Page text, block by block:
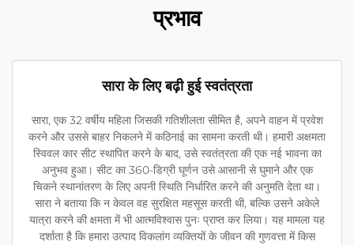
प्रभाव
सारा के लिए बढ़ी हुई स्वतंत्रता
सारा, एक 32 वर्षीय महिला जिसकी गतिशीलता सीमित है, अपने वाहन में प्रवेश
करने और उससे बाहर निकलने में कठिनाई का सामना करती थी। हमारी अक्षमता
स्विवल कार सीट स्थापित करने के बाद, उसे स्वतंत्रता की एक नई भावना का
अनुभव हुआ। सीट का 360-डिग्री घूर्णन उसे आसानी से घुमाने और एक
चिकने स्थानांतरण के लिए अपनी स्थिति निर्धारित करने की अनुमति देता था।
सारा ने बताया कि न केवल वह सुरक्षित महसूस करती थी, बल्कि उसने अकेले
यात्रा करने की क्षमता में भी आत्मविश्वास पुनः प्राप्त कर लिया। यह मामला यह
दर्शाता है कि हमारा उत्पाद विकलांग व्यक्तियों के जीवन की गुणवत्ता में किस